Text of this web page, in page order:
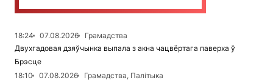
18:24 07.08.2026
Грамадства
Двухгадовая дзяўчынка выпала з акна чацвёртага паверха ў
Брэсце
18:10
07.08.2026
Грамадства, Палітыка